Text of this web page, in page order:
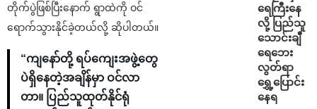
တိုက်ပွဲဖြစ်ပြီးနောက် ရွာထဲကို ဝင်
ရောက်သွားနိုင်ခဲ့တယ်လို့ ဆိုပါတယ်။
“ကျနော်တို့ ရပ်ကျေးအဖွဲ့တွေ
ပဲရှိနေတဲ့အချိန်မှာ ဝင်လာ
တာ။ ပြည်သူထုတ်နိုင်ရုံ
ရေကြီးနေ
လို့ ပြည်သူ
သောင်းချီ
ရေဘေး
လွတ်ရာ
ရွှေ့ပြောင်း
နေရ